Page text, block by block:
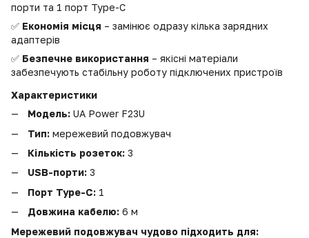
порти та 1 порт Type-C
✅ Економія місця – замінює одразу кілька зарядних
адаптерів
✅ Безпечне використання – якісні матеріали
забезпечують стабільну роботу підключених пристроїв
Характеристики
Модель: UA Power F23U
Тип: мережевий подовжувач
Кількість розеток: 3
USB-порти: 3
Порт Type-C: 1
Довжина кабелю: 6 м
Мережевий подовжувач чудово підходить для: